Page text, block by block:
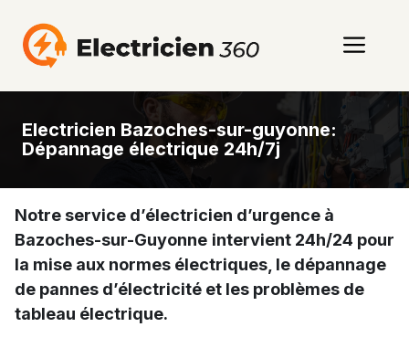
contenu
Electricien Bazoches-sur-guyonne:
Dépannage électrique 24h/7j
Notre service d’électricien d’urgence à
Bazoches-sur-Guyonne intervient 24h/24 pour
la mise aux normes électriques, le dépannage
de pannes d’électricité et les problèmes de
tableau électrique.